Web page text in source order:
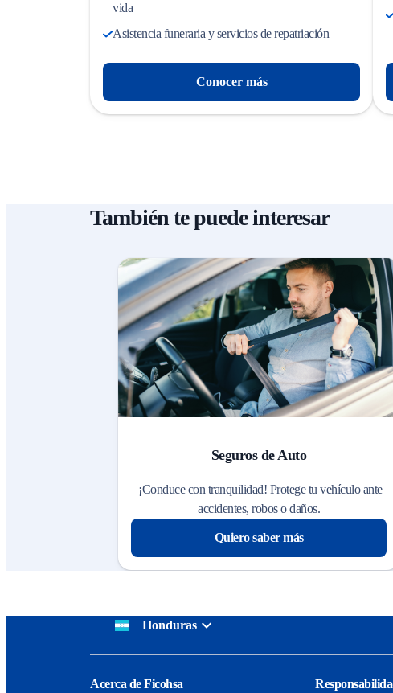
vida
Asistencia funeraria y servicios de repatriación
Conocer más
También te puede interesar
Seguros de Auto
¡Conduce con tranquilidad! Protege tu vehículo ante
accidentes, robos o daños.
Quiero saber más
Honduras
Acerca de Ficohsa